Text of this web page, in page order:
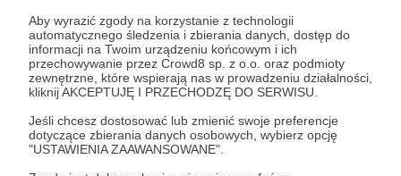
Aby wyrazić zgody na korzystanie z technologii
automatycznego śledzenia i zbierania danych, dostęp do
informacji na Twoim urządzeniu końcowym i ich
przechowywanie przez Crowd8 sp. z o.o. oraz podmioty
zewnętrzne, które wspierają nas w prowadzeniu działalności,
kliknij AKCEPTUJĘ I PRZECHODZĘ DO SERWISU.
Jeśli chcesz dostosować lub zmienić swoje preferencje
dotyczące zbierania danych osobowych, wybierz opcję
"USTAWIENIA ZAAWANSOWANE".
Rozwiń opis
Cele